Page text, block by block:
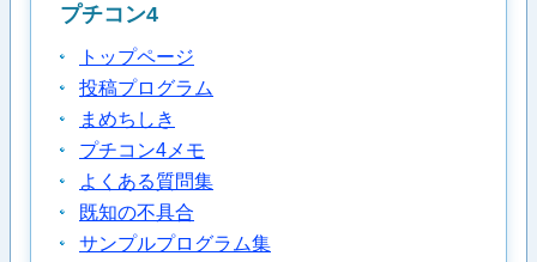
プチコン4
トップページ
投稿プログラム
まめちしき
プチコン4メモ
よくある質問集
既知の不具合
サンプルプログラム集